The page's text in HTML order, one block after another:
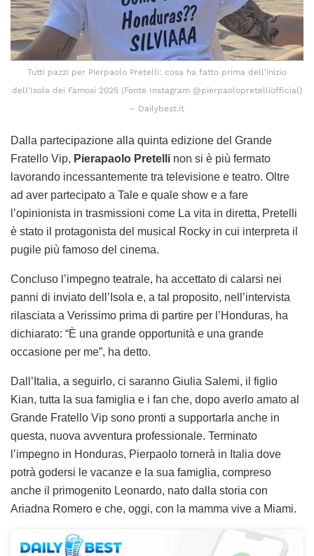
Tutti pazzi per Pierpaolo Pretelli: cosa ha fatto prima dell’inizio
dell’Isola dei Famosi 2025 (Fonte Instagram @pierpaolopretelliofficial)
– Dailybest.it
Dalla partecipazione alla quinta edizione del Grande
Fratello Vip, Pierapaolo Pretelli non si è più fermato
lavorando incessantemente tra televisione e teatro. Oltre
ad aver partecipato a Tale e quale show e a fare
l’opinionista in trasmissioni come La vita in diretta, Pretelli
è stato il protagonista del musical Rocky in cui interpreta il
pugile più famoso del cinema.
Concluso l’impegno teatrale, ha accettato di calarsi nei
panni di inviato dell’Isola e, a tal proposito, nell’intervista
rilasciata a Verissimo prima di partire per l’Honduras, ha
dichiarato: “È una grande opportunità e una grande
occasione per me”, ha detto.
Dall’Italia, a seguirlo, ci saranno Giulia Salemi, il figlio
Kian, tutta la sua famiglia e i fan che, dopo averlo amato al
Grande Fratello Vip sono pronti a supportarla anche in
questa, nuova avventura professionale. Terminato
l’impegno in Honduras, Pierpaolo tornerà in Italia dove
potrà godersi le vacanze e la sua famiglia, compreso
anche il primogenito Leonardo, nato dalla storia con
Ariadna Romero e che, oggi, con la mamma vive a Miami.